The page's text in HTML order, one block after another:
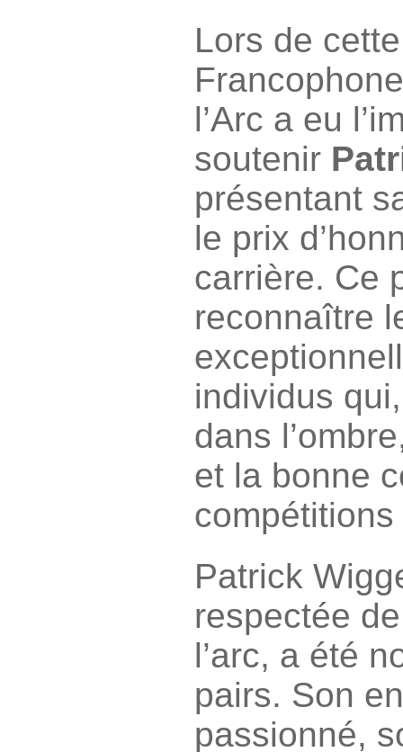
Lors de
l’Arc a eu
soutenir
présentant
le prix
carrière. Ce
reconnaître
individus
dans
et la bonne
Patrick
respectée
l’arc, a été
pairs. Son
passionné,